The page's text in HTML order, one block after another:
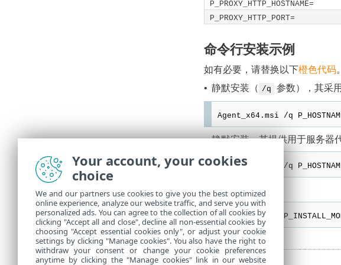
P_PROXY_HTTP_HOSTNAME=
P_PROXY_HTTP_PORT=
命令行安装示例
如有必要，请替换以下橙色代码。
• 静默安装（ /q 参数），其采
Agent_x64.msi /q
• 静默安装，其提供用于服务器
Agent_x64.msi /q
• 半静默安装：
Agent_x64.msi
Your account, your cookies
choice
We and our partners use cookies to give you the best optimized
online experience, analyze our website traffic, and serve you with
personalized ads. You can agree to the collection of all cookies by
clicking "Accept all and close", decline all non-essential cookies by
choosing "Accept essential cookies only", or adjust your cookie
settings by clicking "Manage cookies". You also have the right to
withdraw your consent or change your cookie preferences
anytime by clicking the "Manage cookies" link in our website